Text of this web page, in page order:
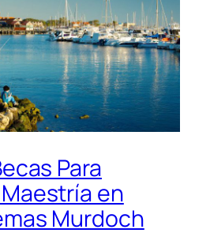
Para
en
Murdoch